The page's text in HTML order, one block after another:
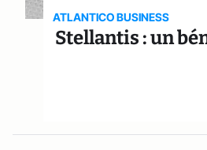
ATLANTICO BUSINESS
Stellantis : un